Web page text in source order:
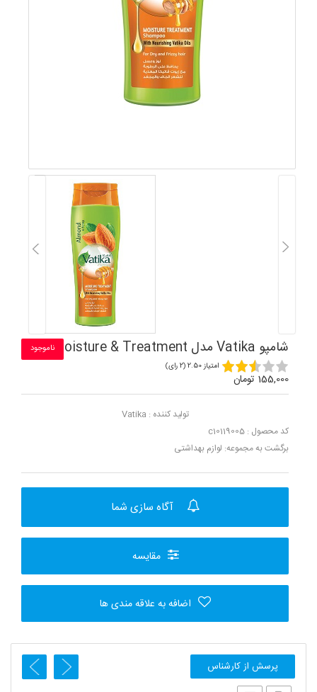
شامپو Vatika مدل Moisture & Treatment ناموجود
امتیاز 2.50 (2 رای)
155,000 تومان
تولید کننده : Vatika
کد محصول : c10119005
برگشت به مجموعه: لوازم بهداشتی
آگاه سازی شما
مقایسه
اضافه به علاقه مندی ها
پرسش از کارشناس